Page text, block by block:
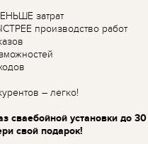
затрат
производство работ
– легко!
сваебойной установки до 30
свой подарок!